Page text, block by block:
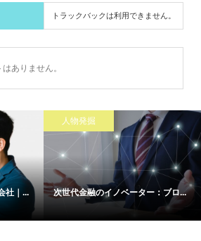
トラックバックは利用できません。
ありません。
社｜...
人物発掘
次世代金融のイノベーター：ブロ...